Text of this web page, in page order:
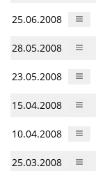
25.06.2008
28.05.2008
23.05.2008
15.04.2008
10.04.2008
25.03.2008